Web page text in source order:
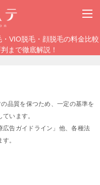
VIO脱毛・顔脱毛の料金比較
まで徹底解説！
品質を保つため、一定の基準を
います。
広告ガイドライン」他、各種法
。